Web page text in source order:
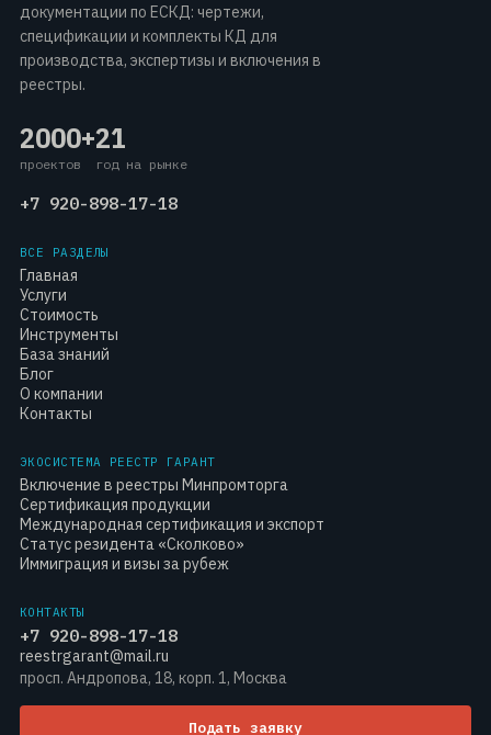
документации по ЕСКД: чертежи,
спецификации и комплекты КД для
производства, экспертизы и включения в
реестры.
2000+
проектов
21
год на рынке
+7 920-898-17-18
ВСЕ РАЗДЕЛЫ
Главная
Услуги
Стоимость
Инструменты
База знаний
Блог
О компании
Контакты
ЭКОСИСТЕМА РЕЕСТР ГАРАНТ
Включение в реестры Минпромторга
Сертификация продукции
Международная сертификация и экспорт
Статус резидента «Сколково»
Иммиграция и визы за рубеж
КОНТАКТЫ
+7 920-898-17-18
reestrgarant@mail.ru
просп. Андропова, 18, корп. 1, Москва
Подать заявку